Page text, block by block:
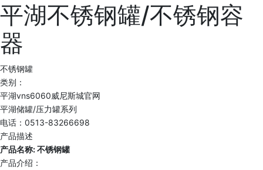
平湖不锈钢罐/不锈钢容
器
不锈钢罐
类别：
平湖vns6060威尼斯城官网
平湖储罐/压力罐系列
电话：0513-83266698
产品描述
产品名称: 不锈钢罐
产品介绍：